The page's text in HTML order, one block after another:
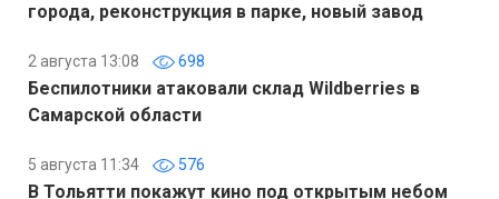
города, реконструкция в парке, новый завод
2 августа 13:08 698
Беспилотники атаковали склад Wildberries в
Самарской области
5 августа 11:34 576
В Тольятти покажут кино под открытым небом